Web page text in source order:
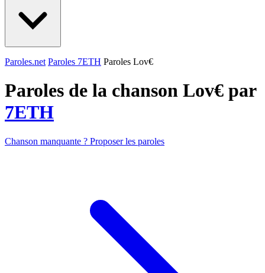
Paroles.net Paroles 7ETH Paroles Lov€
Paroles de la chanson Lov€ par
7ETH
Chanson manquante ? Proposer les paroles